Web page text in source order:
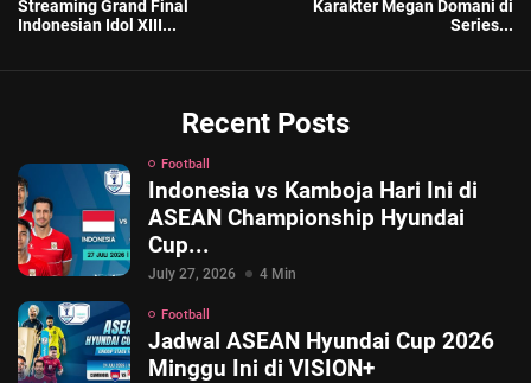
Streaming Grand Final
Indonesian Idol XIII...
Karakter Megan Domani di
Series...
Recent Posts
Football
Indonesia vs Kamboja Hari Ini di
ASEAN Championship Hyundai
Cup...
July 27, 2026 4 Min
Football
Jadwal ASEAN Hyundai Cup 2026
Minggu Ini di VISION+